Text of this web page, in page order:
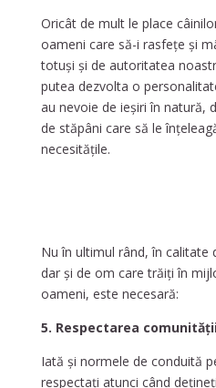
Oricât de mult le place
oameni care să-i rasfețe și
totuși și de autoritatea
putea dezvolta o
au nevoie de ieșiri în natură,
de stăpâni care să le
necesitățile.
Nu în ultimul rând, în calitate
dar și de om care trăiți în
oameni, este necesară:
5. Respectarea
Iată și normele de conduită
respectați atunci când